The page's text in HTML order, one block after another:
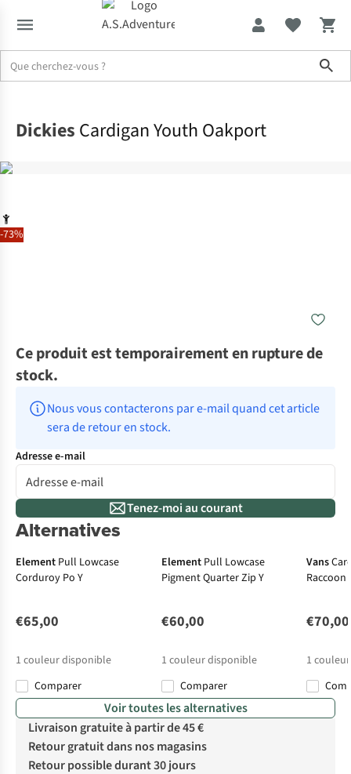
-73%
Dickies Cardigan Youth Oakport
Ce produit est temporairement en rupture de
stock.
Nous vous contacterons par e-mail quand cet article
sera de retour en stock.
Adresse e-mail
Tenez-moi au courant
Alternatives
Element Pull Lowcase
Corduroy Po Y
€65,00
1 couleur disponible
Comparer
Element Pull Lowcase
Pigment Quarter Zip Y
€60,00
1 couleur disponible
Comparer
Vans
Raccoon
€70,00
1
Voir toutes les alternatives
Livraison gratuite à partir de 45 €
Retour gratuit dans nos magasins
Retour possible durant 30 jours